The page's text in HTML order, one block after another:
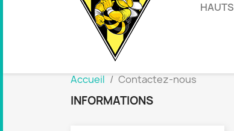
HAUTS
Accueil Contactez-nous
INFORMATIONS